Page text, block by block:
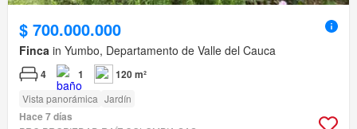
$ 700.000.000
Finca in Yumbo, Departamento de Valle del Cauca
4 1 120 m²
Vista panorámica Jardín
Hace 7 días